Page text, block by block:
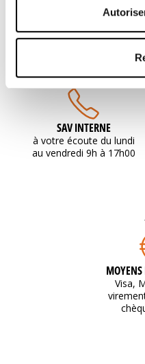
SAV INTERNE
à votre écoute du lundi
au vendredi 9h à 17h00
Visa,